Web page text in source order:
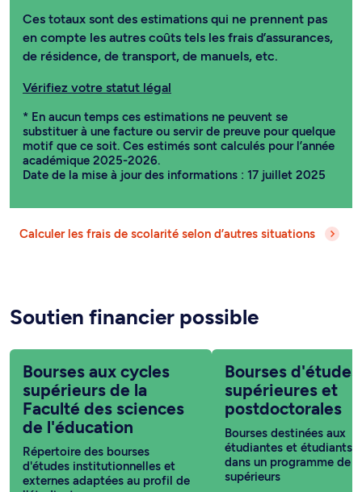
Ces totaux sont des estimations qui ne prennent pas
en compte les autres coûts tels les frais d’assurances,
de résidence, de transport, de manuels, etc.
Vérifiez votre statut légal
* En aucun temps ces estimations ne peuvent se
substituer à une facture ou servir de preuve pour quelque
motif que ce soit. Ces estimés sont calculés pour l’année
académique 2025-2026.
Date de la mise à jour des informations : 17 juillet 2025
Calculer les frais de scolarité selon d’autres situations
Soutien financier possible
Bourses aux cycles
supérieurs de la
Faculté des sciences
de l'éducation
Répertoire des bourses
d'études institutionnelles et
externes adaptées au profil de
Bourses d'études
supérieures et
postdoctorales
Bourses destinées aux
étudiantes et étudiants
dans un programme de
supérieurs